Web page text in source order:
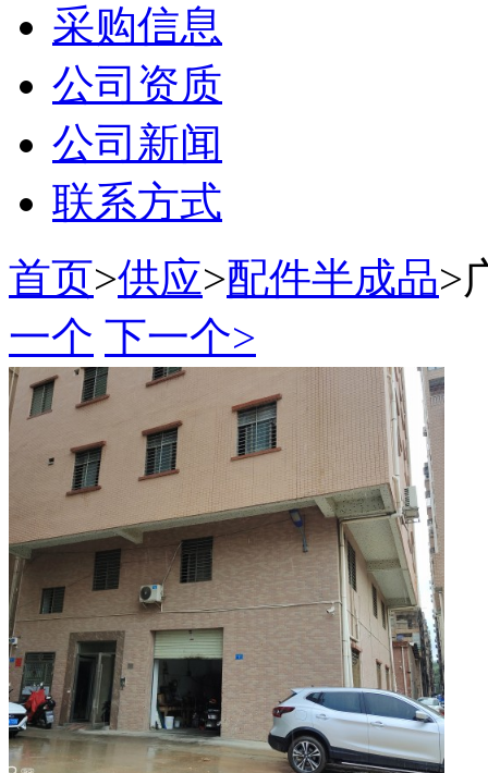
采购信息
公司资质
公司新闻
联系方式
首页>供应>配件半成品>
一个 下一个>